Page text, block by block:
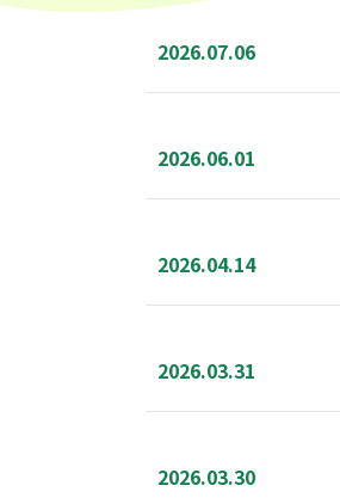
2026.07.06
2026.06.01
2026.04.14
2026.03.31
2026.03.30